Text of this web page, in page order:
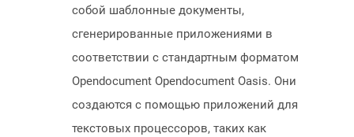
собой шаблонные документы,
сгенерированные приложениями в
соответствии с стандартным форматом
Opendocument Opendocument Oasis. Они
создаются с помощью приложений для
текстовых процессоров, таких как